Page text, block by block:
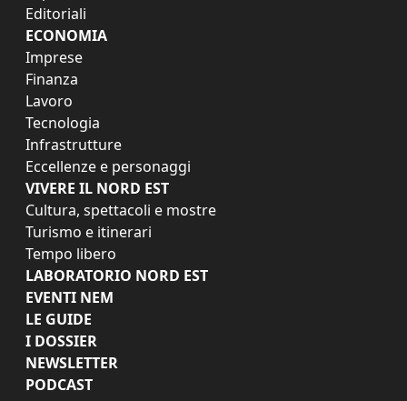
Editoriali
ECONOMIA
Imprese
Finanza
Lavoro
Tecnologia
Infrastrutture
Eccellenze e personaggi
VIVERE IL NORD EST
Cultura, spettacoli e mostre
Turismo e itinerari
Tempo libero
LABORATORIO NORD EST
EVENTI NEM
LE GUIDE
I DOSSIER
NEWSLETTER
PODCAST